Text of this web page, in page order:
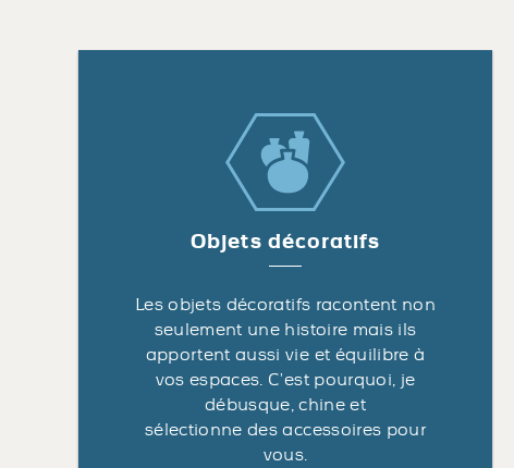
Objets décoratifs
Les objets décoratifs racontent non
seulement une histoire mais ils
apportent aussi vie et équilibre à
vos espaces. C’est pourquoi, je
débusque, chine et
sélectionne des accessoires pour
vous.